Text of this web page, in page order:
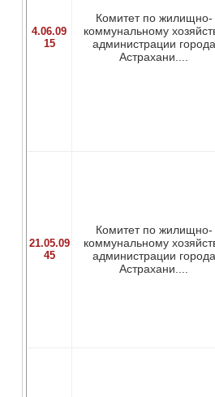
4.06.09
15
Комитет по жилищно-
коммунальному
администрации города
Астрахани....
21.05.09
45
Комитет по жилищно-
коммунальному
администрации города
Астрахани....